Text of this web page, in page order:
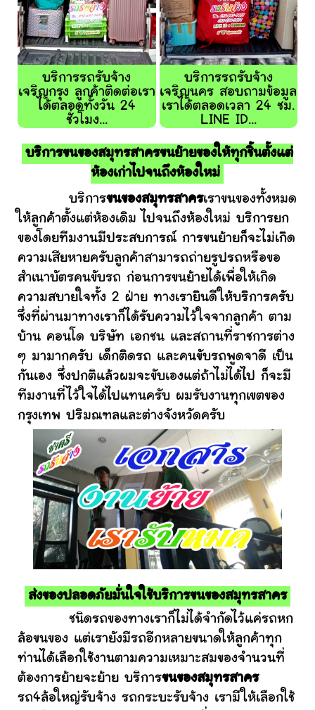
บริการรถรับจ้าง
เจริญกรุง ลูกค้าติดต่อเรา
ได้ตลอดทั้งวัน 24
ชั่วโมง...
บริการรถรับจ้าง
เจริญนคร สอบถามข้อมูล
เราได้ตลอดเวลา 24 ชม.
LINE ID...
บริการขนของสมุทรสาครขนย้ายของให้ทุกชิ้นตั้งแต่
ห้องเก่าไปจนถึงห้องใหม่
บริการขนของสมุทรสาครเราขนของทั้งหมด
ให้ลูกค้าตั้งแต่ห้องเดิม ไปจนถึงห้องใหม่ บริการยก
ของโดยทีมงานมีประสบการณ์ การขนย้ายก็จะไม่เกิด
ความเสียหายครับลูกค้าสามารถถ่ายรูปรถหรือขอ
สำเนาบัตรคนขับรถ ก่อนการขนย้ายได้เพื่อให้เกิด
ความสบายใจทั้ง 2 ฝ่าย ทางเรายินดีให้บริการครับ
ซึ่งที่ผ่านมาทางเราก็ได้รับความไว้ใจจากลูกค้า ตาม
บ้าน คอนโด บริษัท เอกชน และสถานที่ราชการต่าง
ๆ มามากครับ เด็กติดรถ และคนขับรถพูดจาดี เป็น
กันเอง ซึ่งปกติแล้วผมจะขับเองแต่ถ้าไม่ได้ไป ก็จะมี
ทีมงานที่ไว้ใจได้ไปแทนครับ ผมรับงานทุกเขตของ
กรุงเทพ ปริมณฑลและต่างจังหวัดครับ
ส่งของปลอดภัยมั่นใจใช้บริการขนของสมุทรสาคร
ชนิดรถของทางเราก็ไม่ได้จำกัดไว้แค่รถหก
ล้อขนของ แต่เรายังมีรถอีกหลายขนาดให้ลูกค้าทุก
ท่านได้เลือกใช้งานตามความเหมาะสมของจำนวนที่
ต้องการย้ายจะย้าย บริการขนของสมุทรสาคร
รถ4ล้อใหญ่รับจ้าง รถกระบะรับจ้าง เรามีให้เลือกใช้